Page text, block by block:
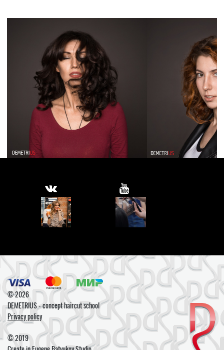
© 2026
DEMETRIUS - concept haircut school
Privacy policy
© 2019